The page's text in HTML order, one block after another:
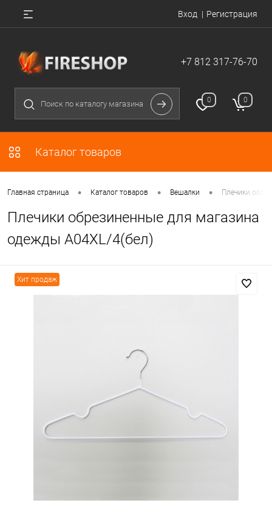
Вход Регистрация
+7 812 317-76-70
0 0
Каталог товаров
Главная страница • Каталог товаров • Вешалки • Плечики
Плечики обрезиненные для магазина
одежды A04XL/4(бел)
Хит продаж